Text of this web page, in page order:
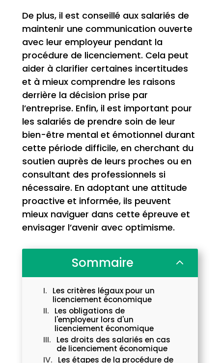
De plus, il est conseillé aux salariés de
maintenir une communication ouverte
avec leur employeur pendant la
procédure de licenciement. Cela peut
aider à clarifier certaines incertitudes
et à mieux comprendre les raisons
derrière la décision prise par
l’entreprise. Enfin, il est important pour
les salariés de prendre soin de leur
bien-être mental et émotionnel durant
cette période difficile, en cherchant du
soutien auprès de leurs proches ou en
consultant des professionnels si
nécessaire. En adoptant une attitude
proactive et informée, ils peuvent
mieux naviguer dans cette épreuve et
envisager l’avenir avec optimisme.
Sommaire 2
Les critères légaux pour un
licenciement économique
Les obligations de
l'employeur lors d'un
licenciement économique
Les droits des salariés en cas
de licenciement économique
Les étapes de la procédure de